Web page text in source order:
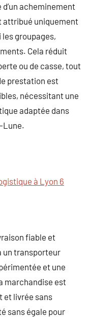
acheminement
attribué uniquement
groupages,
Cela réduit
ou de casse, tout
prestation est
nécessitant une
adaptée dans
Lune.
à Lyon 6
fiable et
un transporteur
et une
marchandise est
et livrée sans
sans égale pour